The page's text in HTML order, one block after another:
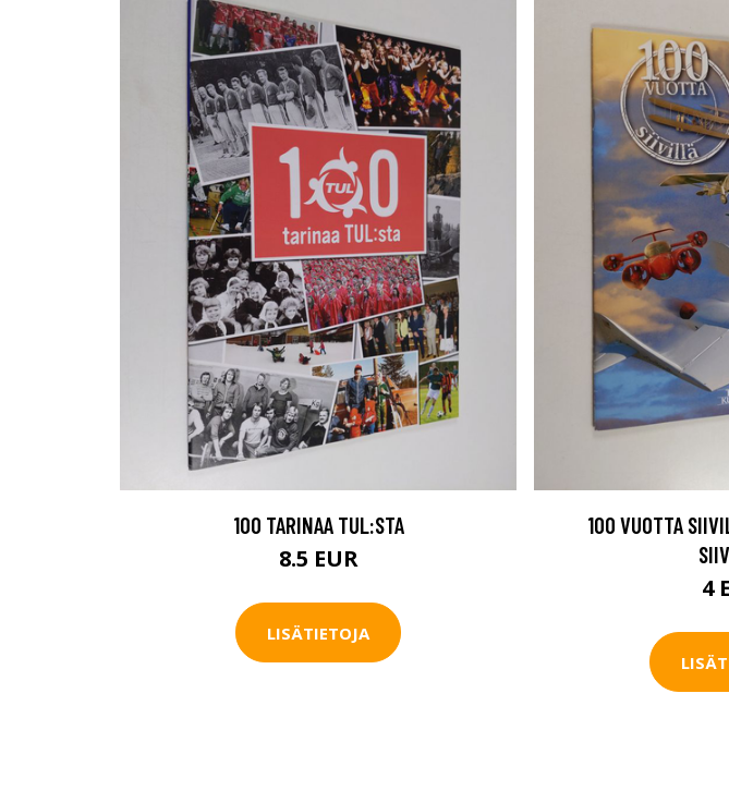
100 TARINAA TUL:STA
8.5 EUR
LISÄTIETOJA
100 VUOTTA
4